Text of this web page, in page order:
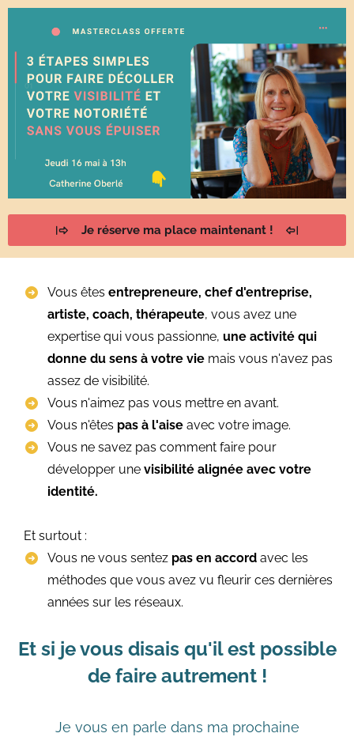
Je réserve ma place maintenant !
Vous êtes entrepreneure, chef d'entreprise,
artiste, coach, thérapeute, vous avez une
expertise qui vous passionne, une activité qui
donne du sens à votre vie mais vous n'avez pas
assez de visibilité.
Vous n'aimez pas vous mettre en avant.
Vous n'êtes pas à l'aise avec votre image.
Vous ne savez pas comment faire pour
développer une visibilité alignée avec votre
identité.
Et surtout :
Vous ne vous sentez pas en accord avec les
méthodes que vous avez vu fleurir ces dernières
années sur les réseaux.
Et si je vous disais qu'il est possible
de faire autrement !
Je vous en parle dans ma prochaine